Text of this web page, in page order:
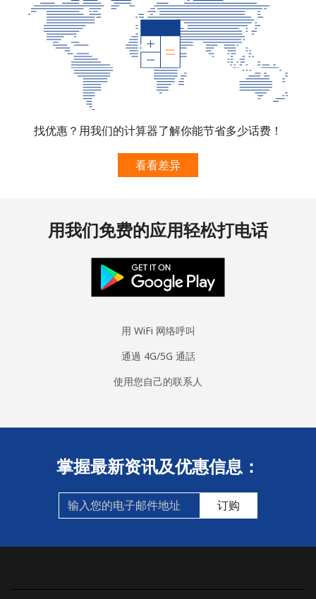
找优惠？用我们的计算器了解你能节省多少话费！
看看差异
用我们免费的应用轻松打电话
用 WiFi 网络呼叫
通過 4G/5G 通話
使用您自己的联系人
掌握最新资讯及优惠信息：
订购